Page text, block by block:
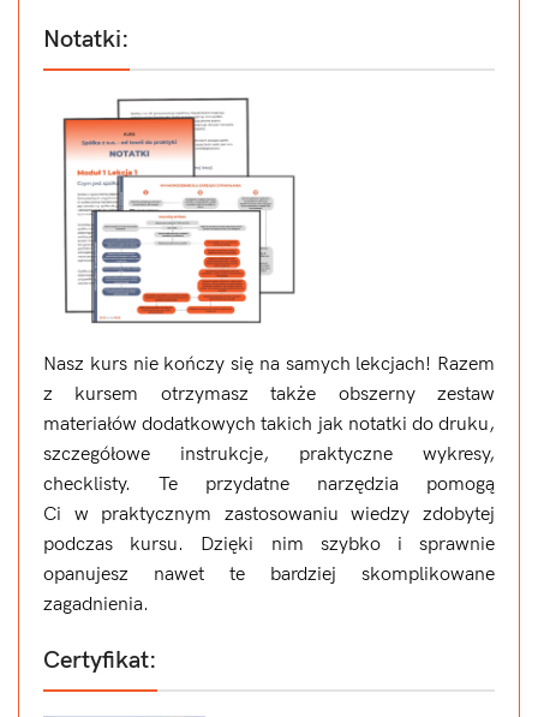
Notatki:
Nasz kurs nie kończy się na samych lekcjach! Razem
z kursem otrzymasz także obszerny zestaw
materiałów dodatkowych takich jak notatki do druku,
szczegółowe instrukcje, praktyczne wykresy,
checklisty. Te przydatne narzędzia pomogą
Ci w praktycznym zastosowaniu wiedzy zdobytej
podczas kursu. Dzięki nim szybko i sprawnie
opanujesz nawet te bardziej skomplikowane
zagadnienia.
Certyfikat: